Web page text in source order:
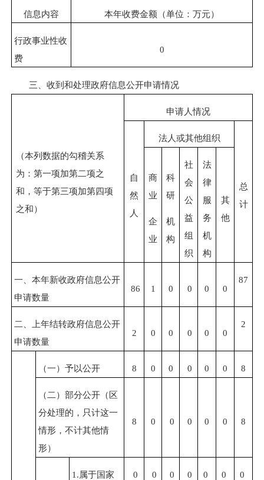
信息内容 本年收费金额（单位：万元）
行政事业性收
费
0
三、收到和处理政府信息公开申请情况
（本列数据的勾稽关系
为：第一项加第二项之
和，等于第三项加第四项
之和）
申请人情况
自
然
人
法人或其他组织
总
计
商
业
企
业
科
研
机
构
社
会
公
益
组
织
法
律
服
务
机
构
其
他
一、本年新收政府信息公开
申请数量
86 1 0 0 0 0
87
二、上年结转政府信息公开
申请数量
2 0 0 0 0 0
2
（一）予以公开 8 0 0 0 0 0 8
（二）部分公开（区
分处理的，只计这一
情形，不计其他情
形）
8 0 0 0 0 0 8
1.属于国家
0 0 0 0 0 0 0